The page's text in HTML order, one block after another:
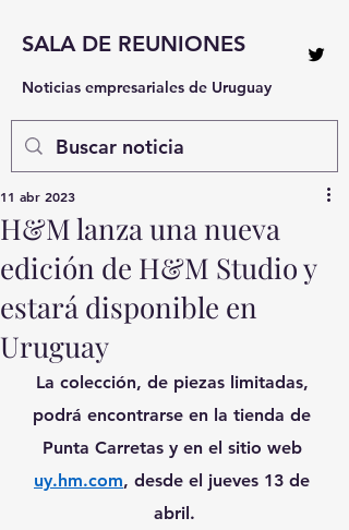
SALA DE REUNIONES
Noticias empresariales de Uruguay
H&M lanza una nueva
edición de H&M Studio y
estará disponible en
Uruguay
11 abr 2023
La colección, de piezas limitadas,
podrá encontrarse en la tienda de
Punta Carretas y en el sitio web
uy.hm.com, desde el jueves 13 de
abril.